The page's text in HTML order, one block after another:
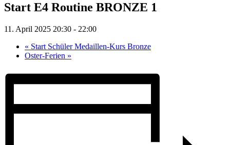
Start E4 Routine BRONZE 1
11. April 2025 20:30 - 22:00
« Start Schüler Medaillen-Kurs Bronze
Oster-Ferien »